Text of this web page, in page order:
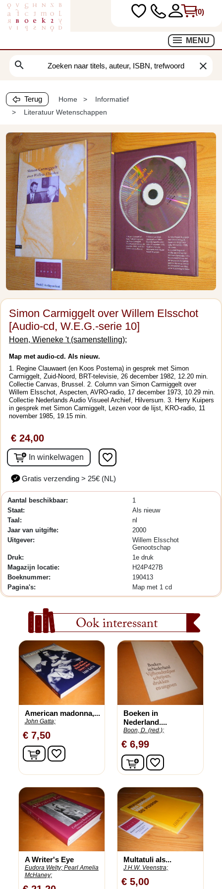
(0)
MENU
search clear
Terug Home
Informatief
Literatuur Wetenschappen
Simon Carmiggelt over Willem Elsschot
[Audio-cd, W.E.G.-serie 10]
Hoen, Wieneke 't (samenstelling);
Map met audio-cd. Als nieuw.
1. Regine Clauwaert (en Koos Postema) in gesprek met Simon
Carmiggelt, Zuid-Noord, BRT-televisie, 26 december 1982, 12.20 min.
Collectie Canvas, Brussel. 2. Column van Simon Carmiggelt over
Willem Elsschot, Aspecten, AVRO-radio, 17 december 1973, 10.29 min.
Collectie Nederlands Audio Visueel Archief, Hilversum. 3. Herry Kuipers
in gesprek met Simon Carmiggelt, Lezen voor de lijst, KRO-radio, 11
november 1985, 19.15 min.
€ 24,00
In winkelwagen favorite_border
Gratis verzending > 25€ (NL)
Aantal beschikbaar:
1
Staat:
Als nieuw
Taal:
nl
Jaar van uitgifte:
2000
Uitgever:
Willem Elsschot
Genootschap
Druk:
1e druk
Magazijn locatie:
H24P427B
Boeknummer:
190413
Pagina's:
Map met 1 cd
Ook interessant
American madonna,...
John Gatta;
€ 7,50
In winkelwagen
favorite_border
Boeken in
Nederland....
Boon, D. (red.);
€ 6,99
In winkelwagen
favorite_border
A Writer's Eye
Eudora Welty; Pearl Amelia
McHaney;
Multatuli als...
J.H.W. Veenstra;
€ 5,00